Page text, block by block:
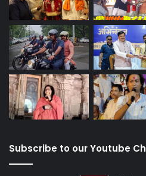
Subscribe to our Youtube